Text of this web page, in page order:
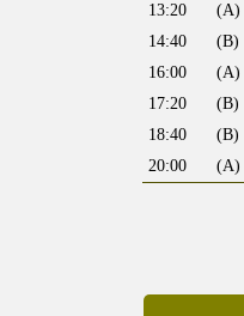
13:20
(A)
14:40
(B)
16:00
(A)
17:20
(B)
18:40
(B)
20:00
(A)